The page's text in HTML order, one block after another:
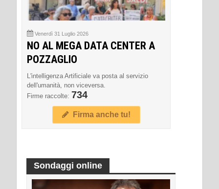
Venerdì 31 Luglio 2026
NO AL MEGA DATA CENTER A
POZZAGLIO
L'intelligenza Artificiale va posta al servizio
dell'umanità, non viceversa.
Firme raccolte: 734
Firma anche tu!
Sondaggi online